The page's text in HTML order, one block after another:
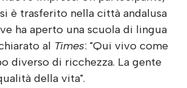
è trasferito nella città andalusa
ha aperto una scuola di lingua
al Times: "Qui vivo come
diverso di ricchezza. La gente
della vita".